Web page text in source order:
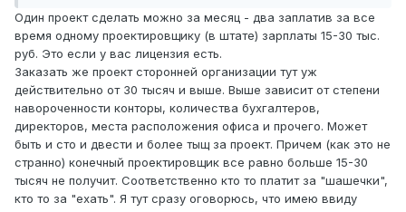
Один проект сделать можно за месяц - два заплатив за все
время одному проектировщику (в штате) зарплаты 15-30 тыс.
руб. Это если у вас лицензия есть.
Заказать же проект сторонней организации тут уж
действительно от 30 тысяч и выше. Выше зависит от степени
навороченности конторы, количества бухгалтеров,
директоров, места расположения офиса и прочего. Может
быть и сто и двести и более тыщ за проект. Причем (как это не
странно) конечный проектировщик все равно больше 15-30
тысяч не получит. Соответственно кто то платит за "шашечки",
кто то за "ехать". Я тут сразу оговорюсь, что имею ввиду